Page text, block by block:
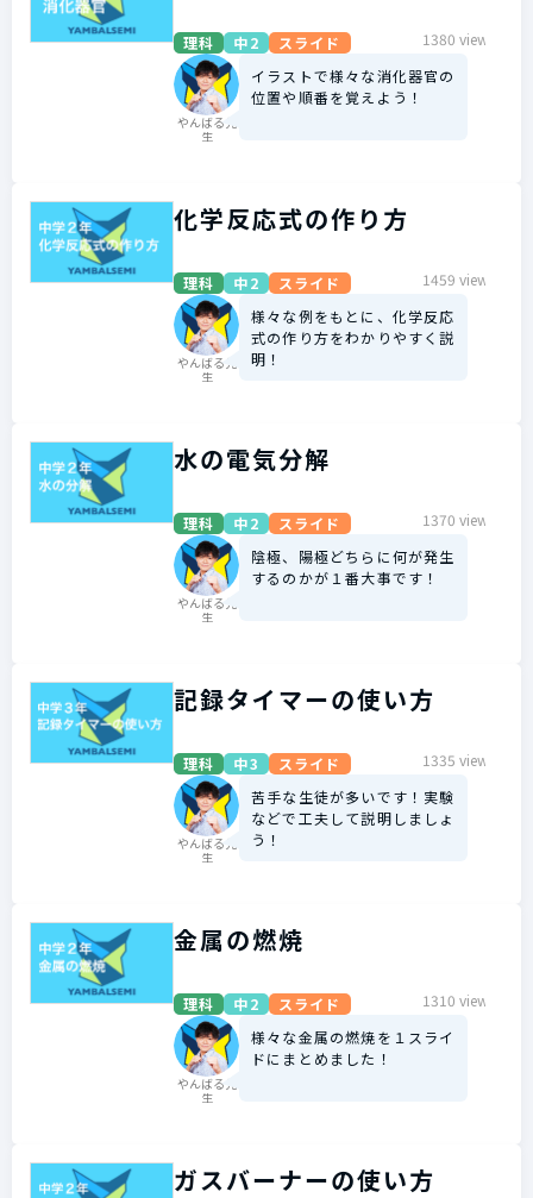
理科 中2 スライド 1380 view
やんばる先
生
イラストで様々な消化器官の
位置や順番を覚えよう！
化学反応式の作り方
理科 中2 スライド 1459 view
やんばる先
生
様々な例をもとに、化学反応
式の作り方をわかりやすく説
明！
水の電気分解
理科 中2 スライド 1370 view
やんばる先
生
陰極、陽極どちらに何が発生
するのかが１番大事です！
記録タイマーの使い方
理科 中3 スライド 1335 view
やんばる先
生
苦手な生徒が多いです！実験
などで工夫して説明しましょ
う！
金属の燃焼
理科 中2 スライド 1310 view
やんばる先
生
様々な金属の燃焼を１スライ
ドにまとめました！
ガスバーナーの使い方